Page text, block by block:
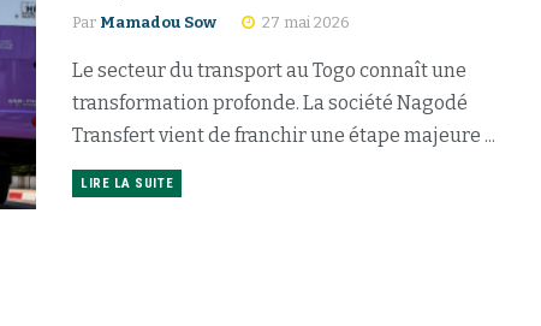
Par Mamadou Sow 27 mai 2026
Le secteur du transport au Togo connaît une
transformation profonde. La société Nagodé
Transfert vient de franchir une étape majeure ...
LIRE LA SUITE